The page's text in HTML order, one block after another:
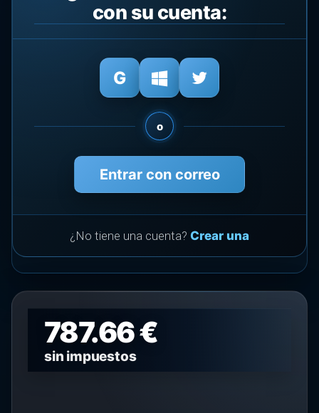
con su cuenta:
o
Entrar con correo
¿No tiene una cuenta? Crear una
787.66 €
sin impuestos